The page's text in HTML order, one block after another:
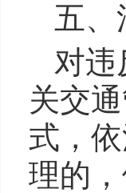
五、
对违
关交
式，
理的，